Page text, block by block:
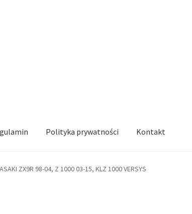
Polityka prywatności Kontakt
ZX9R 98-04, Z 1000 03-15, KLZ 1000 VERSYS